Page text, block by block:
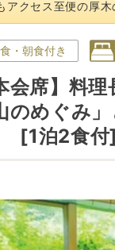
アクセス至便の厚
・朝食付き
会席】料
のめぐみ
[1泊2食付]